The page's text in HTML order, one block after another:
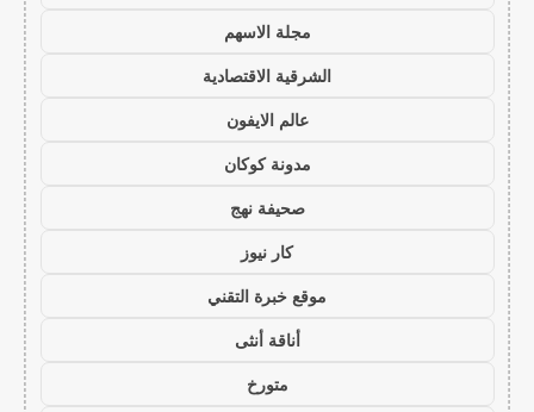
مجلة الاسهم
الشرقية الاقتصادية
عالم الايفون
مدونة كوكان
صحيفة نهج
كار نيوز
موقع خبرة التقني
أناقة أنثى
متورخ